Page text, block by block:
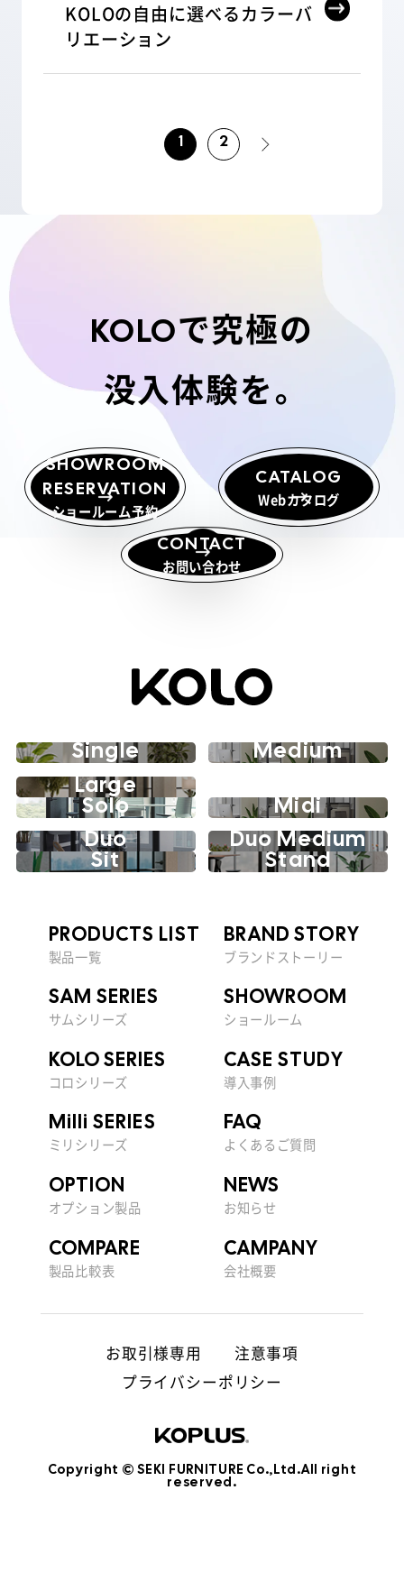
KOLOの自由に選べるカラーバ
リエーション
1 2
KOLOで究極の
没入体験を。
SHOWROOM
RESERVATION
ショールーム予約
CATALOG
Webカタログ
CONTACT
お問い合わせ
Single
Medium
Large
Solo
Midi
Duo
Duo Medium
Sit
Stand
PRODUCTS LIST
製品一覧
SAM SERIES
サムシリーズ
KOLO SERIES
コロシリーズ
Milli SERIES
ミリシリーズ
OPTION
オプション製品
COMPARE
製品比較表
BRAND STORY
ブランドストーリー
SHOWROOM
ショールーム
CASE STUDY
導入事例
FAQ
よくあるご質問
NEWS
お知らせ
CAMPANY
会社概要
お取引様専用
注意事項
プライバシーポリシー
Copyright © SEKI FURNITURE Co.,Ltd.All right
reserved.